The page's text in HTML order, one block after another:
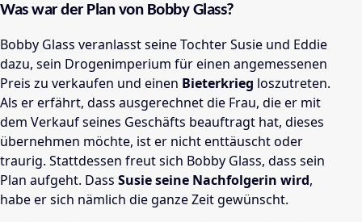
Was war der Plan von Bobby Glass?
Bobby Glass veranlasst seine Tochter Susie und Eddie
dazu, sein Drogenimperium für einen angemessenen
Preis zu verkaufen und einen Bieterkrieg loszutreten.
Als er erfährt, dass ausgerechnet die Frau, die er mit
dem Verkauf seines Geschäfts beauftragt hat, dieses
übernehmen möchte, ist er nicht enttäuscht oder
traurig. Stattdessen freut sich Bobby Glass, dass sein
Plan aufgeht. Dass Susie seine Nachfolgerin wird,
habe er sich nämlich die ganze Zeit gewünscht.